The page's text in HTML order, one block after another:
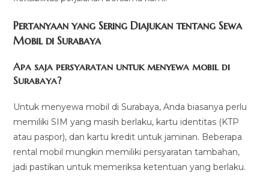
Pertanyaan yang Sering Diajukan tentang Sewa
Mobil di Surabaya
Apa saja persyaratan untuk menyewa mobil di
Surabaya?
Untuk menyewa mobil di Surabaya, Anda biasanya perlu
memiliki SIM yang masih berlaku, kartu identitas (KTP
atau paspor), dan kartu kredit untuk jaminan. Beberapa
rental mobil mungkin memiliki persyaratan tambahan,
jadi pastikan untuk memeriksa ketentuan yang berlaku.